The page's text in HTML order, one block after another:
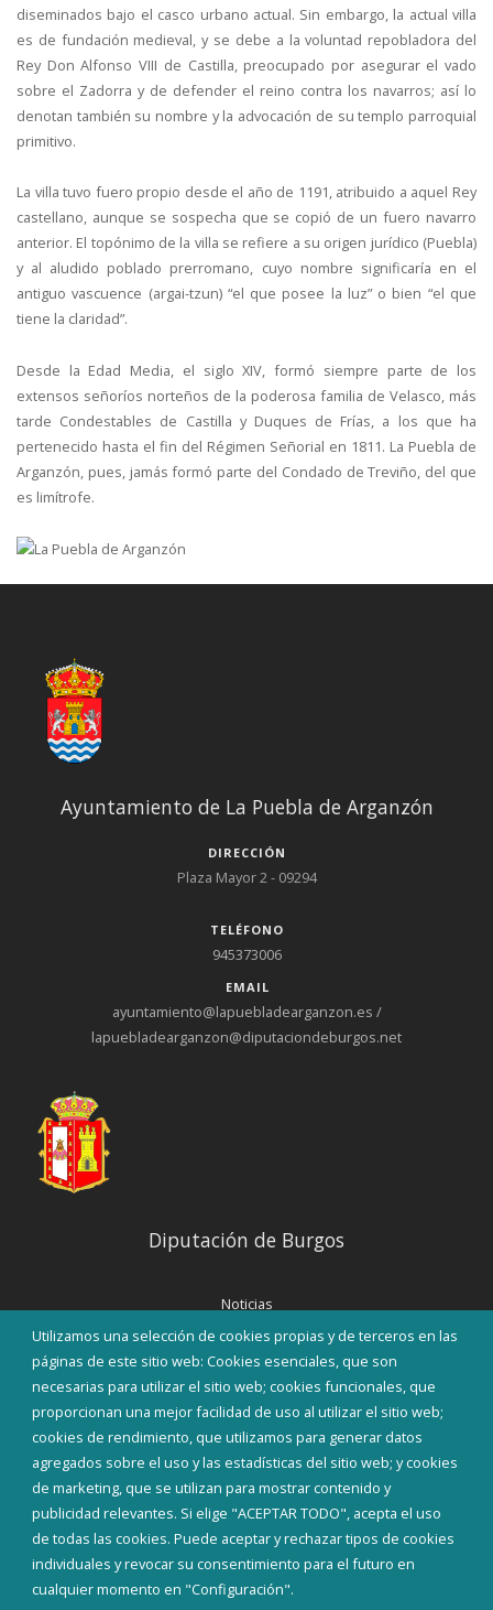
diseminados bajo el casco urbano actual. Sin embargo, la actual villa
es de fundación medieval, y se debe a la voluntad repobladora del
Rey Don Alfonso VIII de Castilla, preocupado por asegurar el vado
sobre el Zadorra y de defender el reino contra los navarros; así lo
denotan también su nombre y la advocación de su templo parroquial
primitivo.
La villa tuvo fuero propio desde el año de 1191, atribuido a aquel Rey
castellano, aunque se sospecha que se copió de un fuero navarro
anterior. El topónimo de la villa se refiere a su origen jurídico (Puebla)
y al aludido poblado prerromano, cuyo nombre significaría en el
antiguo vascuence (argai-tzun) “el que posee la luz” o bien “el que
tiene la claridad”.
Desde la Edad Media, el siglo XIV, formó siempre parte de los
extensos señoríos norteños de la poderosa familia de Velasco, más
tarde Condestables de Castilla y Duques de Frías, a los que ha
pertenecido hasta el fin del Régimen Señorial en 1811. La Puebla de
Arganzón, pues, jamás formó parte del Condado de Treviño, del que
es limítrofe.
Utilizamos una selección de cookies propias y de terceros en las
páginas de este sitio web: Cookies esenciales, que son
necesarias para utilizar el sitio web; cookies funcionales, que
proporcionan una mejor facilidad de uso al utilizar el sitio web;
cookies de rendimiento, que utilizamos para generar datos
agregados sobre el uso y las estadísticas del sitio web; y cookies
de marketing, que se utilizan para mostrar contenido y
publicidad relevantes. Si elige "ACEPTAR TODO", acepta el uso
de todas las cookies. Puede aceptar y rechazar tipos de cookies
individuales y revocar su consentimiento para el futuro en
cualquier momento en "Configuración".
Ayuntamiento de La Puebla de Arganzón
DIRECCIÓN
Plaza Mayor 2 - 09294
TELÉFONO
945373006
EMAIL
ayuntamiento@lapuebladearganzon.es /
lapuebladearganzon@diputaciondeburgos.net
Diputación de Burgos
Noticias
Eventos
Corporación Municipal
Teléfonos de interés
INICIAR SESIÓN
MAPA WEB